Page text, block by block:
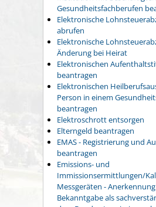
Gesundheitsfachberufen
Elektronische
abrufen
Elektronische
Änderung bei Heirat
Elektronischen
beantragen
Elektronischen
Person in einem
beantragen
Elektroschrott entsorgen
Elterngeld beantragen
EMAS - Registrierung und
beantragen
Emissions- und
Immissionsermittlungen/
Messgeräten -
Bekanntgabe als